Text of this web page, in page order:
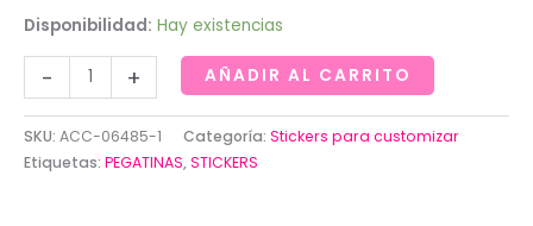
Disponibilidad: Hay existencias
-
Pegatina
autoadhesiva
de
pelota
+ AÑADIR AL CARRITO
SKU: ACC-06485-1 Categoría: Stickers para customizar
Etiquetas: PEGATINAS,STICKERS